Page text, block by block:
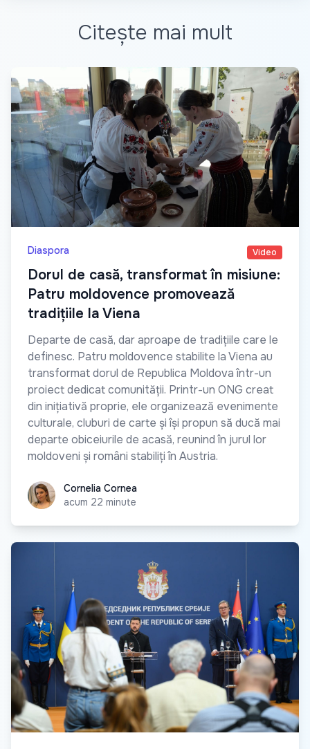
Citește mai mult
Diaspora Video
Dorul de casă, transformat în misiune:
Patru moldovence promovează
tradițiile la Viena
Departe de casă, dar aproape de tradițiile care le
definesc. Patru moldovence stabilite la Viena au
transformat dorul de Republica Moldova într-un
proiect dedicat comunității. Printr-un ONG creat
din inițiativă proprie, ele organizează evenimente
culturale, cluburi de carte și își propun să ducă mai
departe obiceiurile de acasă, reunind în jurul lor
moldoveni și români stabiliți în Austria.
Cornelia Cornea
Cornelia Cornea
acum 22 minute